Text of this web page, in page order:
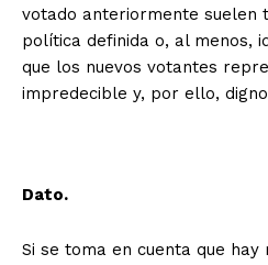
votado anteriormente suelen
política definida o, al menos,
que los nuevos votantes
impredecible y, por ello,
Dato.
Si se toma en cuenta que hay